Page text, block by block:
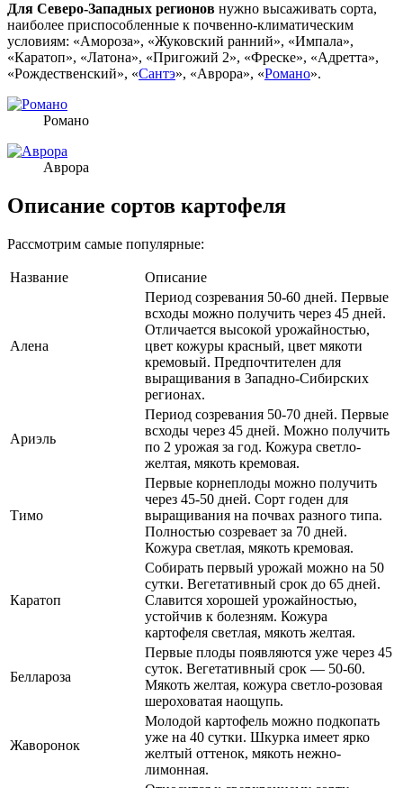
Для Северо-Западных регионов нужно высаживать сорта,
наиболее приспособленные к почвенно-климатическим
условиям: «Амороза», «Жуковский ранний», «Импала»,
«Каратоп», «Латона», «Пригожий 2», «Фреске», «Адретта»,
«Рождественский», «Сантэ», «Аврора», «Романо».
Романо
Аврора
Описание сортов картофеля
Рассмотрим самые популярные:
Название Описание
Алена
Период созревания 50-60 дней. Первые
всходы можно получить через 45 дней.
Отличается высокой урожайностью,
цвет кожуры красный, цвет мякоти
кремовый. Предпочтителен для
выращивания в Западно-Сибирских
регионах.
Ариэль
Период созревания 50-70 дней. Первые
всходы через 45 дней. Можно получить
по 2 урожая за год. Кожура светло-
желтая, мякоть кремовая.
Тимо
Первые корнеплоды можно получить
через 45-50 дней. Сорт годен для
выращивания на почвах разного типа.
Полностью созревает за 70 дней.
Кожура светлая, мякоть кремовая.
Каратоп
Собирать первый урожай можно на 50
сутки. Вегетативный срок до 65 дней.
Славится хорошей урожайностью,
устойчив к болезням. Кожура
картофеля светлая, мякоть желтая.
Беллароза
Первые плоды появляются уже через 45
суток. Вегетативный срок — 50-60.
Мякоть желтая, кожура светло-розовая
шероховатая наощупь.
Жаворонок
Молодой картофель можно подкопать
уже на 40 сутки. Шкурка имеет ярко
желтый оттенок, мякоть нежно-
лимонная.